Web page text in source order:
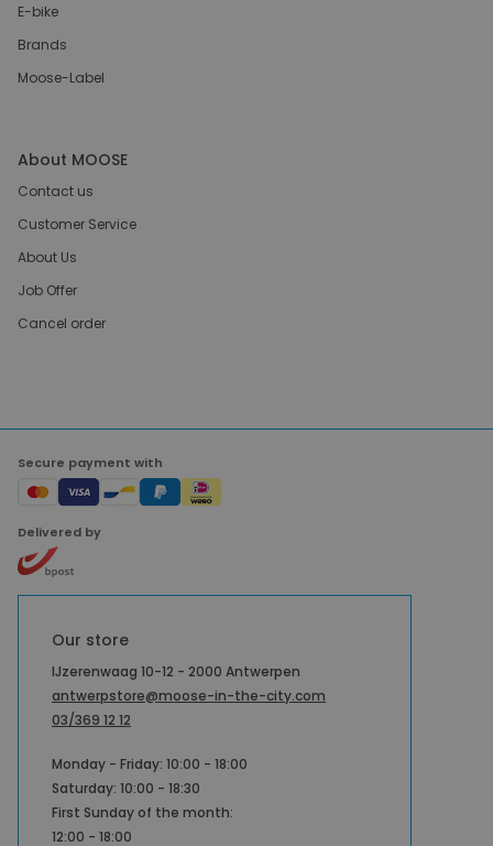
E-bike
Brands
Moose-Label
About MOOSE
Contact us
Customer Service
About Us
Job Offer
Cancel order
Secure payment with
Delivered by
Our store
IJzerenwaag 10-12 - 2000 Antwerpen
antwerpstore@moose-in-the-city.com
03/369 12 12
Monday - Friday: 10:00 - 18:00
Saturday: 10:00 - 18:30
First Sunday of the month:
12:00 - 18:00